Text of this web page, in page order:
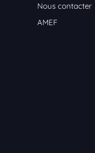
Nous contacter
AMEF